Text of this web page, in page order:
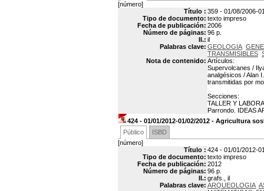
[número]
Título : 359 - 01/08/2006-
Tipo de documento: texto impreso
Fecha de publicación: 2006
Número de páginas: 96 p.
Il.: il
Palabras clave: GEOLOGIA
TRANSMISIBLES
Nota de contenido: Artículos:
Supervolcanes /
analgésicos / Alan
transmitidas por
Secciones:
TALLER Y
Parrondo. IDEAS
424 - 01/01/2012-01/02/2012 - Agricultura
Público
ISBD
[número]
Título : 424 - 01/01/2012-
Tipo de documento: texto impreso
Fecha de publicación: 2012
Número de páginas: 96 p.
Il.: grafs., il
Palabras clave: ARQUEOLOGIA